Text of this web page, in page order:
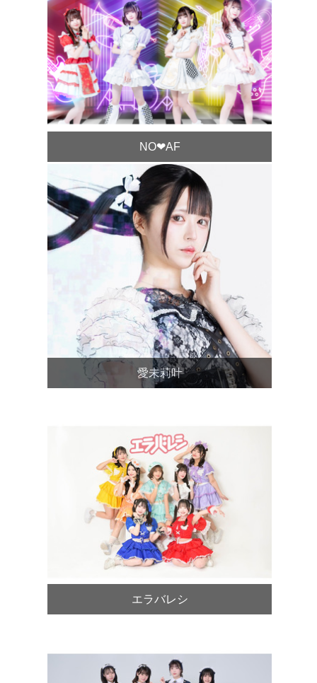
NO❤︎AF
愛未莉叶
エラバレシ